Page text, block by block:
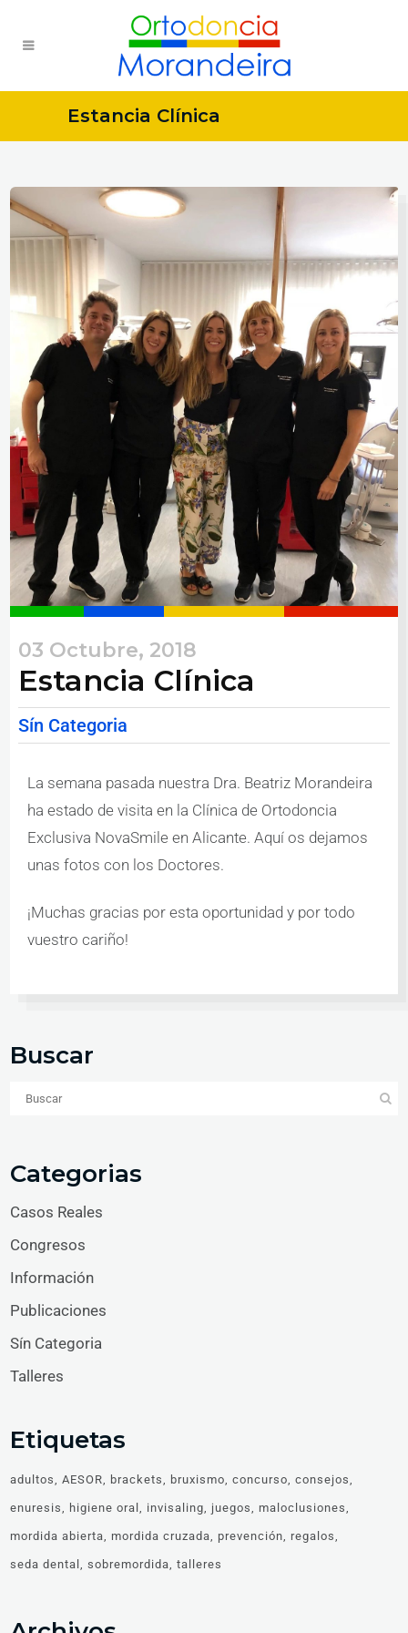
Estancia Clínica
03 Octubre, 2018
Estancia Clínica
Sín Categoria
La semana pasada nuestra Dra. Beatriz Morandeira
ha estado de visita en la Clínica de Ortodoncia
Exclusiva NovaSmile en Alicante. Aquí os dejamos
unas fotos con los Doctores.
¡Muchas gracias por esta oportunidad y por todo
vuestro cariño!
Buscar
Categorias
Casos Reales
Congresos
Información
Publicaciones
Sín Categoria
Talleres
Etiquetas
adultos AESOR brackets bruxismo concurso consejos
enuresis higiene oral invisaling juegos maloclusiones
mordida abierta mordida cruzada prevención regalos
seda dental sobremordida talleres